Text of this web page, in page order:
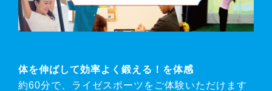
体を伸ばして効率よく鍛える！を体感
約60分で、ライゼスポーツをご体験いただけます